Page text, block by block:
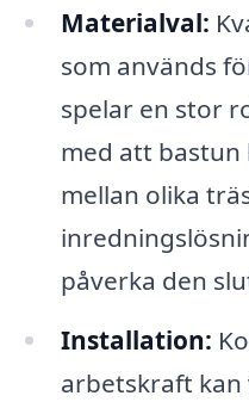
Materialval:
som används
spelar en stor
med att bastun
mellan olika
påverka den
Installation:
arbetskraft kan